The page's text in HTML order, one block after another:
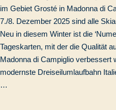
im Gebiet Grosté in Madonna di
7./8. Dezember 2025 sind alle
Neu in diesem Winter ist die
Tageskarten, mit der die Qualität
Madonna di Campiglio verbessert
modernste Dreiseilumlaufbahn
…